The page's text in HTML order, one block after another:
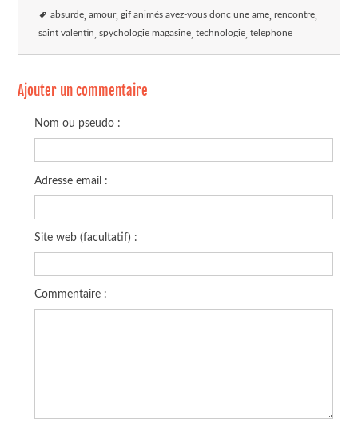
absurde amour gif animés avez-vous donc une ame rencontre
saint valentin spychologie magasine technologie telephone
Ajouter un commentaire
Nom ou pseudo :
Adresse email :
Site web (facultatif) :
Commentaire :